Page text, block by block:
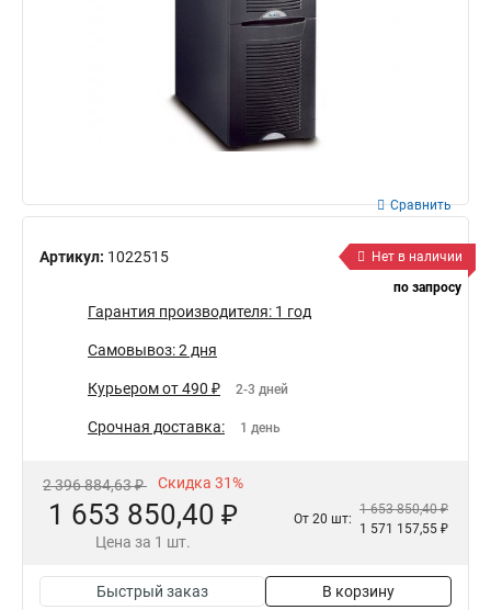
Артикул: 1022515
Сравнить
Нет в наличии
по запросу
Гарантия производителя: 1 год
Самовывоз: 2 дня
Курьером от 490 ₽ 2-3 дней
Срочная доставка: 1 день
2 396 884,63 ₽ Скидка 31%
1 653 850,40 ₽
Цена за 1 шт.
От 20 шт:
1 653 850,40 ₽
1 571 157,55 ₽
Быстрый заказ В корзину